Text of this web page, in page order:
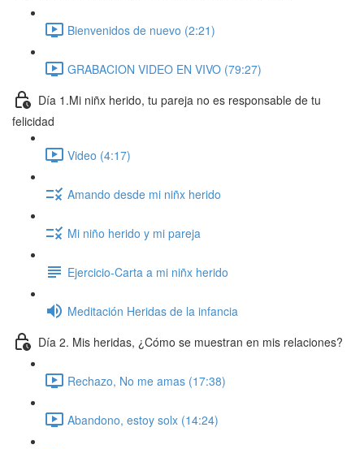
Bienvenidos de nuevo (2:21)
GRABACION VIDEO EN VIVO (79:27)
Día 1.Mi niñx herido, tu pareja no es responsable de tu
felicidad
Video (4:17)
Amando desde mi niñx herido
Mi niño herido y mi pareja
Ejercicio-Carta a mi niñx herido
Meditación Heridas de la infancia
Día 2. Mis heridas, ¿Cómo se muestran en mis relaciones?
Rechazo, No me amas (17:38)
Abandono, estoy solx (14:24)